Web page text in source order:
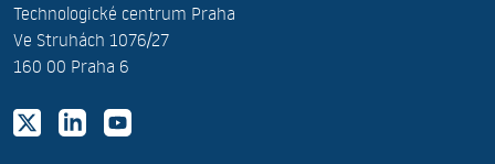
Technologické centrum Praha
Ve Struhách 1076/27
160 00 Praha 6